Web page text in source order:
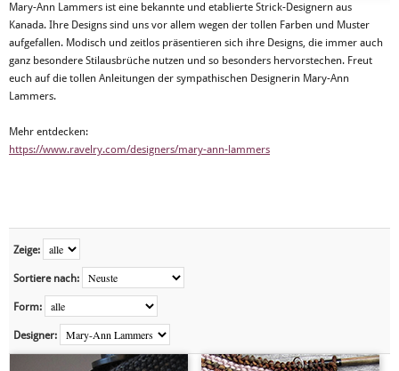
Mary-Ann Lammers ist eine bekannte und etablierte Strick-Designern aus
Kanada. Ihre Designs sind uns vor allem wegen der tollen Farben und Muster
aufgefallen. Modisch und zeitlos präsentieren sich ihre Designs, die immer auch
ganz besondere Stilausbrüche nutzen und so besonders hervorstechen. Freut
euch auf die tollen Anleitungen der sympathischen Designerin Mary-Ann
Lammers.
Mehr entdecken:
https://www.ravelry.com/designers/mary-ann-lammers
Zeige:
Sortiere nach:
Form:
Designer: